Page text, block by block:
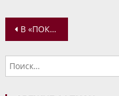
Навигация
по
записям
В «ПОКРОВСКОМ» ДЕТСКОМ САДИКЕ ПОСАДИЛИ ДЕТСКИЙ ОГОРОД